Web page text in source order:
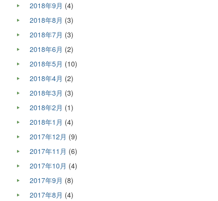
2018年9月 (4)
2018年8月 (3)
2018年7月 (3)
2018年6月 (2)
2018年5月 (10)
2018年4月 (2)
2018年3月 (3)
2018年2月 (1)
2018年1月 (4)
2017年12月 (9)
2017年11月 (6)
2017年10月 (4)
2017年9月 (8)
2017年8月 (4)